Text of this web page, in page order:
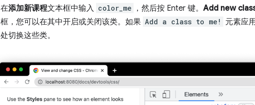
在添加新课程文本框中输入 color_me ，然后按 Enter 键。Add new
框，您可以在其中开启或关闭该类。如果 Add a class to me!
元素应
处切换这些类。